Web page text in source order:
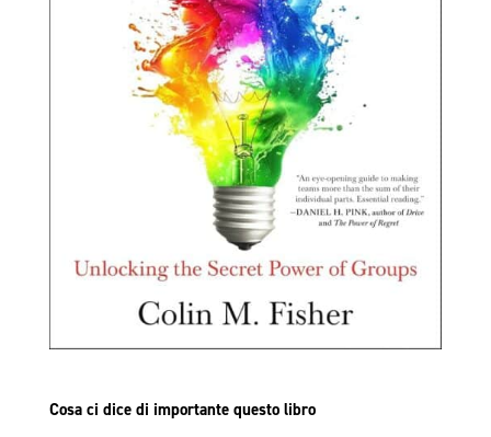
Cosa ci dice di importante questo libro